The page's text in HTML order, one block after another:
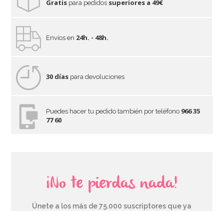
Gratis para pedidos superiores a 49€
Envíos en 24h. - 48h.
30 días para devoluciones
Puedes hacer tu pedido también por teléfono 966 35
77 60
¡No te pierdas nada!
Únete a los más de 75.000 suscriptores que ya